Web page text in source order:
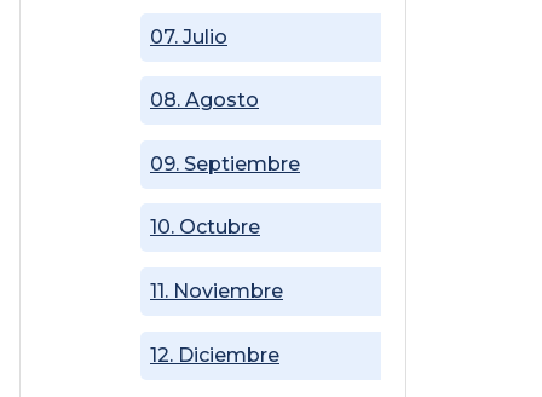
07. Julio
08. Agosto
09. Septiembre
10. Octubre
11. Noviembre
12. Diciembre